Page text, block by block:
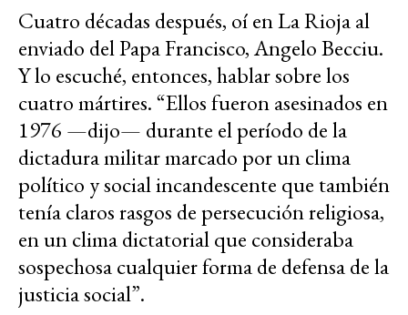
Cuatro décadas después, oí en La Rioja al
enviado del Papa Francisco, Angelo Becciu.
Y lo escuché, entonces, hablar sobre los
cuatro mártires. “Ellos fueron asesinados en
1976 —dijo— durante el período de la
dictadura militar marcado por un clima
político y social incandescente que también
tenía claros rasgos de persecución religiosa,
en un clima dictatorial que consideraba
sospechosa cualquier forma de defensa de la
justicia social”.